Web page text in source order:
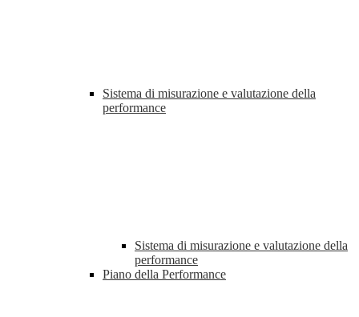
Sistema di misurazione e valutazione della
performance
Sistema di misurazione e valutazione della
performance
Piano della Performance